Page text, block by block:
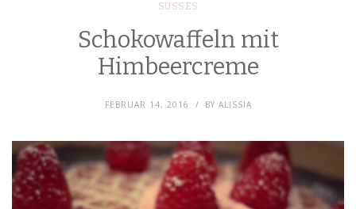
SÜSSES
Schokowaffeln mit
Himbeercreme
FEBRUAR 14, 2016 BY ALISSIA